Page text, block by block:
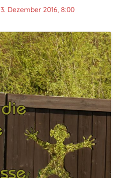
3. Dezember 2016, 8:00